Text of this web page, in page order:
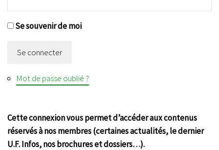
Se souvenir de moi
Se connecter
Mot de passe oublié ?
Cette connexion vous permet d’accéder aux contenus
réservés à nos membres (certaines actualités, le dernier
U.F. Infos, nos brochures et dossiers…).